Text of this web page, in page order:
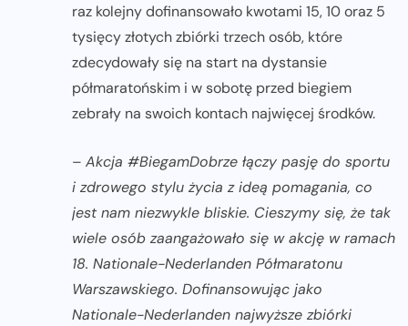
raz kolejny dofinansowało kwotami 15, 10 oraz 5
tysięcy złotych zbiórki trzech osób, które
zdecydowały się na start na dystansie
półmaratońskim i w sobotę przed biegiem
zebrały na swoich kontach najwięcej środków.
– Akcja #BiegamDobrze łączy pasję do sportu
i zdrowego stylu życia z ideą pomagania, co
jest nam niezwykle bliskie. Cieszymy się, że tak
wiele osób zaangażowało się w akcję w ramach
18. Nationale-Nederlanden Półmaratonu
Warszawskiego. Dofinansowując jako
Nationale-Nederlanden najwyższe zbiórki